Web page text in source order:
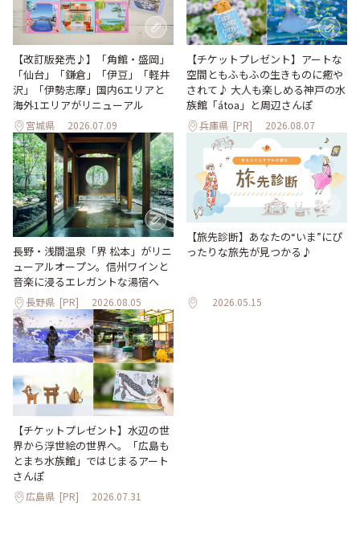
【改訂版発売♪】「角館・盛岡」
「仙台」「鎌倉」「伊豆」「軽井
沢」「伊勢志摩」国内6エリアと
海外1エリアがリニューアル
宮城県 2026.07.09
【チケットプレゼント】アートな
空間ともふもふの生きものに癒や
されて♪ 大人も楽しめる神戸の水
族館「átoa」と周辺さんぽ
兵庫県 [PR] 2026.08.07
長野・浅間温泉「界 松本」がリニ
ューアルオープン。信州ワインと
音楽に浸るエレガントな湯宿へ
長野県 [PR] 2026.08.05
【旅先診断】あなたの“いま”にぴ
ったりな旅先が見つかる♪
2026.05.15
【チケットプレゼント】水辺の世
界から浮世絵の世界へ。「広島も
とまち水族館」ではじまるアート
さんぽ
広島県 [PR] 2026.07.31